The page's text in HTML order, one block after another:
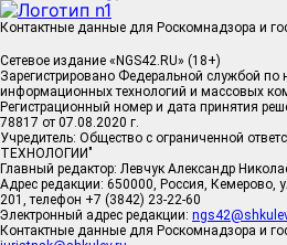
Контактные данные для Роскомнадзора и
Сетевое издание «NGS42.RU» (18+)
Зарегистрировано Федеральной службой по
информационных технологий и массовых
Регистрационный номер и дата принятия
78817 от 07.08.2020 г.
Учредитель: Общество с ограниченной
ТЕХНОЛОГИИ"
Главный редактор: Левчук Александр
Адрес редакции: 650000, Россия, Кемерово,
201, телефон +7 (3842) 23-22-60
Электронный адрес редакции:
Контактные данные для Роскомнадзора и